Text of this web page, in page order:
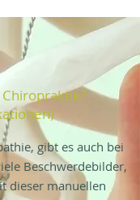
und weitere
besprochen
Beschwerden
da diese nicht
werden
wir Ihnen bei
als
bieten. In
finden Sie Artikel zu
gibt es auch bei
Beschwerdebilder,
dieser manuellen